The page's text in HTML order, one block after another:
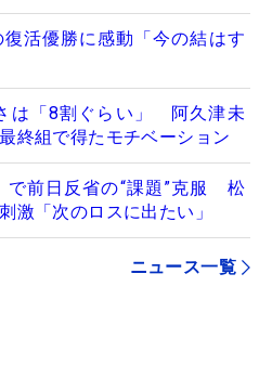
活優勝に感動「今の結はす
は「8割ぐらい」 阿久津未
終組で得たモチベーション
で前日反省の“課題”克服 松
激「次のロスに出たい」
ニュース一覧